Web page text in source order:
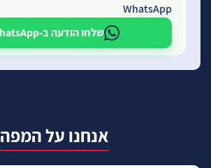
WhatsApp
שלחו הודעה ב-WhatsApp
אנחנו על המפה